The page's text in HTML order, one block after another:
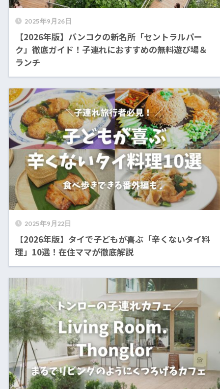
2025年9月26日
【2026年版】バンコクの新名所「セントラルパー
ク」徹底ガイド！子連れにおすすめの無料遊び場＆
ランチ
2025年9月22日
【2026年版】タイで子どもが喜ぶ「辛くないタイ料
理」10選！在住ママが徹底解説